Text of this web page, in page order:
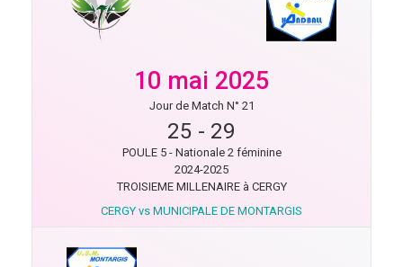
10 mai 2025
Jour de Match N° 21
25 - 29
POULE 5 - Nationale 2 féminine
2024-2025
TROISIEME MILLENAIRE à CERGY
CERGY vs MUNICIPALE DE MONTARGIS